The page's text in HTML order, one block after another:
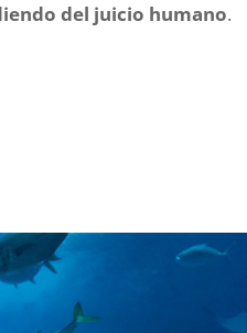
del juicio humano.